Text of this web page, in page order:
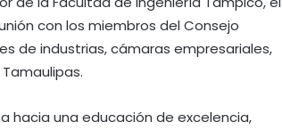
con los miembros del Consejo
de industrias, cámaras empresariales,
hacia una educación de excelencia,